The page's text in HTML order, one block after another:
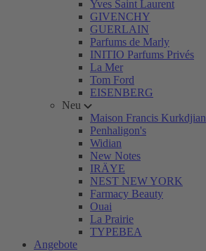
Yves Saint Laurent
GIVENCHY
GUERLAIN
Parfums de Marly
INITIO Parfums Privés
La Mer
Tom Ford
EISENBERG
Neu
Maison Francis Kurkdjian
Penhaligon's
Widian
New Notes
IRÄYE
NEST NEW YORK
Farmacy Beauty
Ouai
La Prairie
TYPEBEA
Angebote